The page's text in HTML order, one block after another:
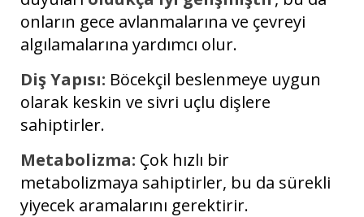
onların gece avlanmalarına ve çevreyi
algılamalarına yardımcı olur.
Diş Yapısı: Böcekçil beslenmeye uygun
olarak keskin ve sivri uçlu dişlere
sahiptirler.
Metabolizma: Çok hızlı bir
metabolizmaya sahiptirler, bu da sürekli
yiyecek aramalarını gerektirir.